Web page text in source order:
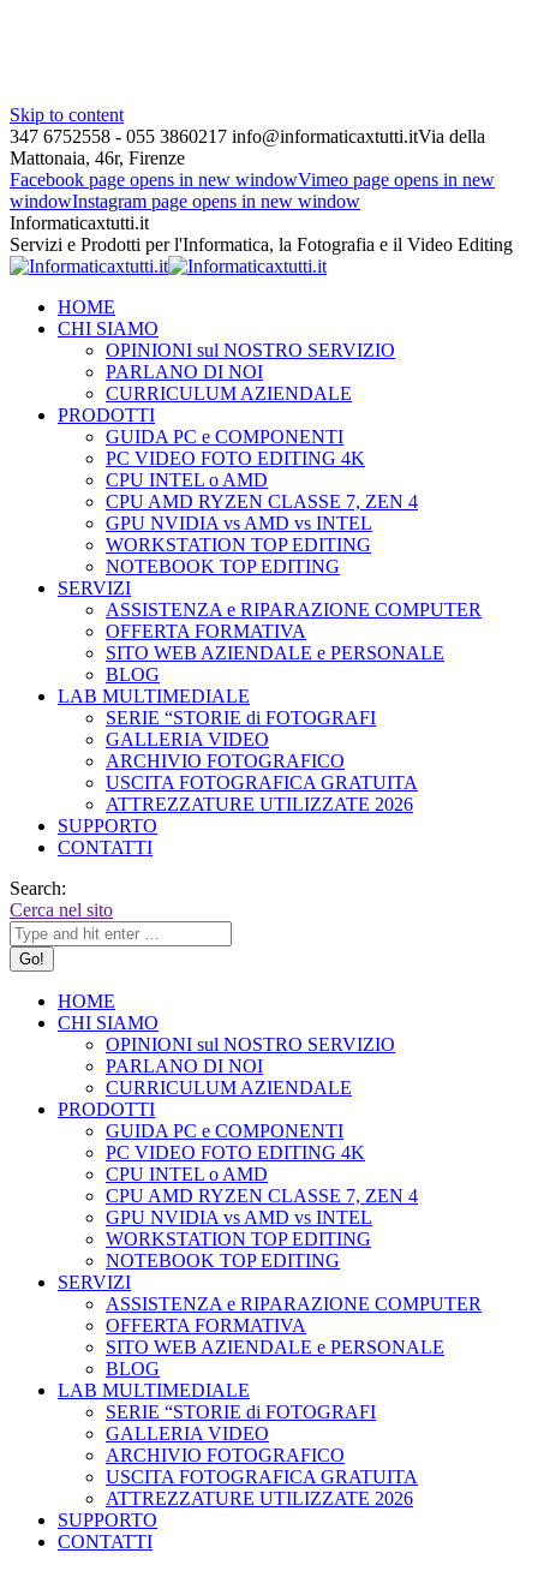
Skip to content
347 6752558 - 055 3860217 info@informaticaxtutti.itVia della
Mattonaia, 46r, Firenze
Facebook page opens in new windowVimeo page opens in new
windowInstagram page opens in new window
Informaticaxtutti.it
Servizi e Prodotti per l'Informatica, la Fotografia e il Video Editing
HOME
CHI SIAMO
OPINIONI sul NOSTRO SERVIZIO
PARLANO DI NOI
CURRICULUM AZIENDALE
PRODOTTI
GUIDA PC e COMPONENTI
PC VIDEO FOTO EDITING 4K
CPU INTEL o AMD
CPU AMD RYZEN CLASSE 7, ZEN 4
GPU NVIDIA vs AMD vs INTEL
WORKSTATION TOP EDITING
NOTEBOOK TOP EDITING
SERVIZI
ASSISTENZA e RIPARAZIONE COMPUTER
OFFERTA FORMATIVA
SITO WEB AZIENDALE e PERSONALE
BLOG
LAB MULTIMEDIALE
SERIE “STORIE di FOTOGRAFI
GALLERIA VIDEO
ARCHIVIO FOTOGRAFICO
USCITA FOTOGRAFICA GRATUITA
ATTREZZATURE UTILIZZATE 2026
SUPPORTO
CONTATTI
Search:
Cerca nel sito
HOME
CHI SIAMO
OPINIONI sul NOSTRO SERVIZIO
PARLANO DI NOI
CURRICULUM AZIENDALE
PRODOTTI
GUIDA PC e COMPONENTI
PC VIDEO FOTO EDITING 4K
CPU INTEL o AMD
CPU AMD RYZEN CLASSE 7, ZEN 4
GPU NVIDIA vs AMD vs INTEL
WORKSTATION TOP EDITING
NOTEBOOK TOP EDITING
SERVIZI
ASSISTENZA e RIPARAZIONE COMPUTER
OFFERTA FORMATIVA
SITO WEB AZIENDALE e PERSONALE
BLOG
LAB MULTIMEDIALE
SERIE “STORIE di FOTOGRAFI
GALLERIA VIDEO
ARCHIVIO FOTOGRAFICO
USCITA FOTOGRAFICA GRATUITA
ATTREZZATURE UTILIZZATE 2026
SUPPORTO
CONTATTI